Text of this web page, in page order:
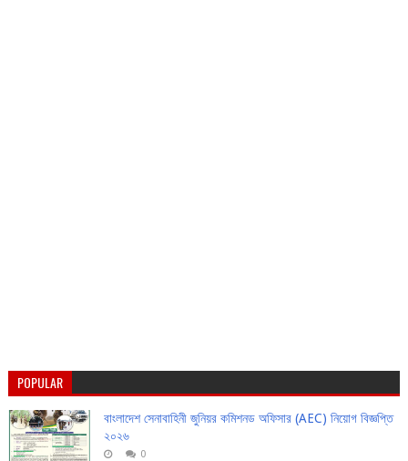
POPULAR
বাংলাদেশ সেনাবাহিনী জুনিয়র কমিশনড অফিসার (AEC) নিয়োগ বিজ্ঞপ্তি
২০২৬
0